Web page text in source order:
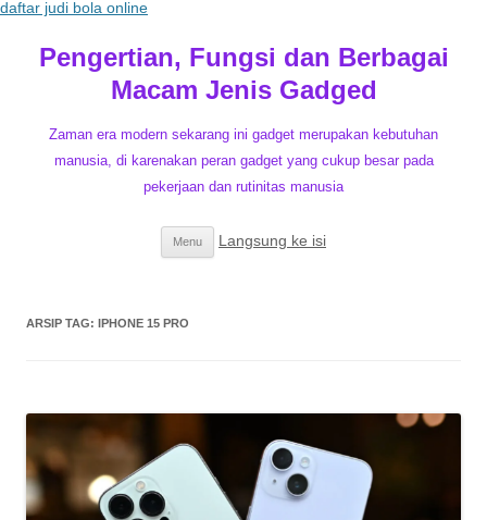
daftar judi bola online
Pengertian, Fungsi dan Berbagai
Macam Jenis Gadged
Zaman era modern sekarang ini gadget merupakan kebutuhan
manusia, di karenakan peran gadget yang cukup besar pada
pekerjaan dan rutinitas manusia
Menu Langsung ke isi
ARSIP TAG: IPHONE 15 PRO